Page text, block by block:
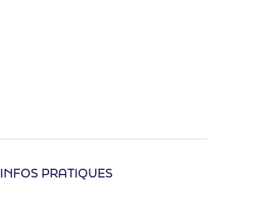
INFOS PRATIQUES